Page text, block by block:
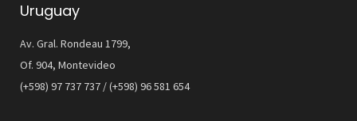
Uruguay
Av. Gral. Rondeau 1799,
Of. 904, Montevideo
(+598) 97 737 737 / (+598) 96 581 654